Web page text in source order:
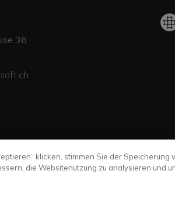
36
klicken, stimmen Sie der Speicherung
die Websitenutzung zu analysieren und